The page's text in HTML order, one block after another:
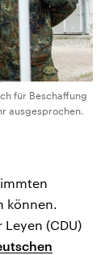
für Beschaffung
ausgesprochen.
können.
(CDU)